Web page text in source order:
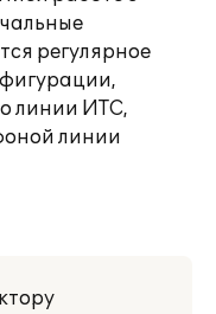
регулярное
линии ИТС,
линии